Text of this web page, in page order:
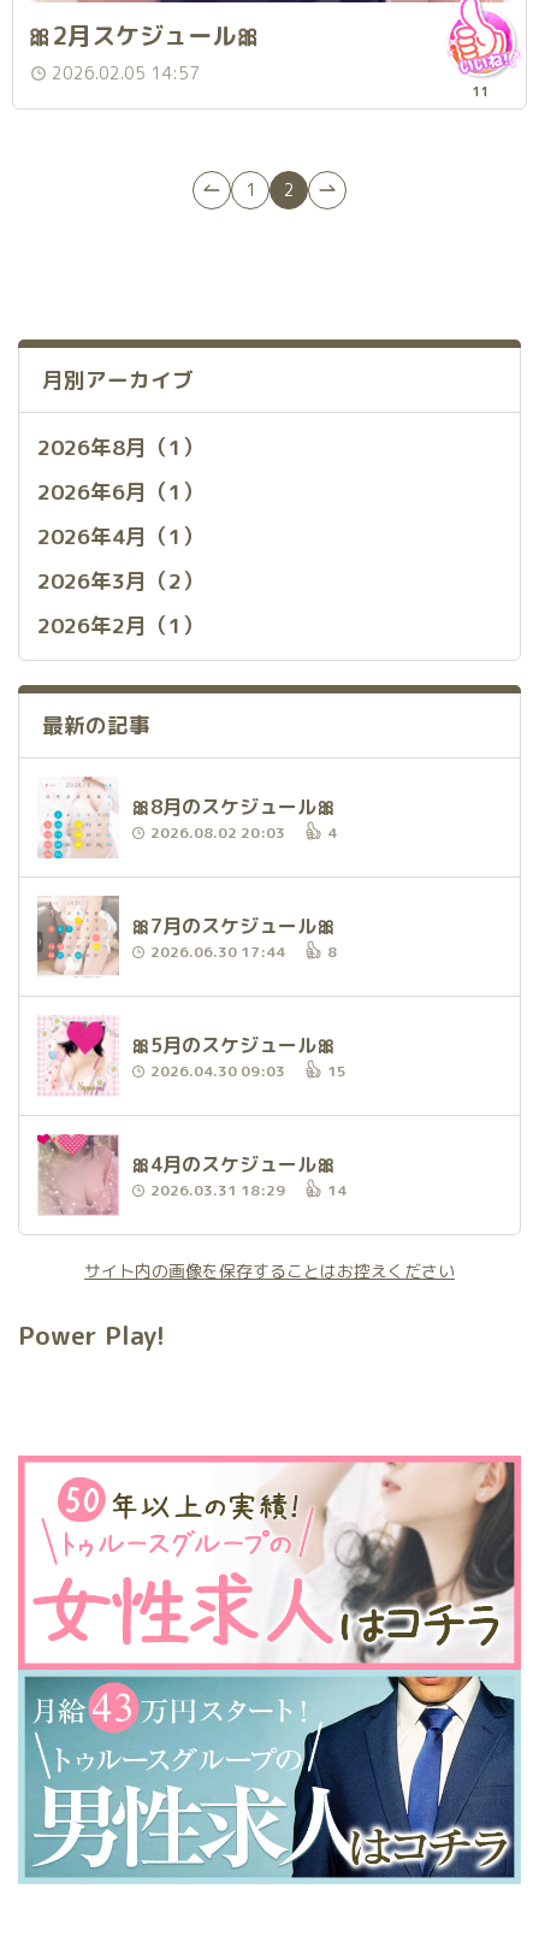
🎀2月スケジュール🎀
2026.02.05 14:57
11
1 2
月別アーカイブ
2026年8月（1）
2026年6月（1）
2026年4月（1）
2026年3月（2）
2026年2月（1）
最新の記事
🎀8月のスケジュール🎀
2026.08.02 20:03 4
🎀7月のスケジュール🎀
2026.06.30 17:44 8
🎀5月のスケジュール🎀
2026.04.30 09:03 15
🎀4月のスケジュール🎀
2026.03.31 18:29 14
サイト内の画像を保存することはお控えください
Power Play!